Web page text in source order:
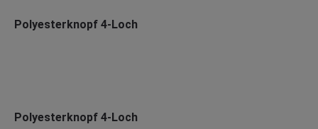
Polyesterknopf 4-Loch
Polyesterknopf 4-Loch